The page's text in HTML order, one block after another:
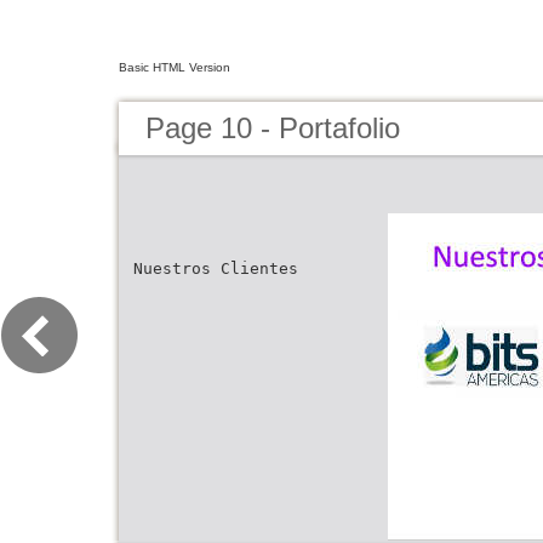
Basic HTML Version
Page 10 - Portafolio
Nuestros Clientes